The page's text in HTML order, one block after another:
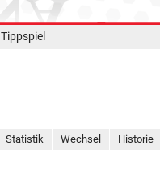
Tippspiel
Statistik Wechsel Historie